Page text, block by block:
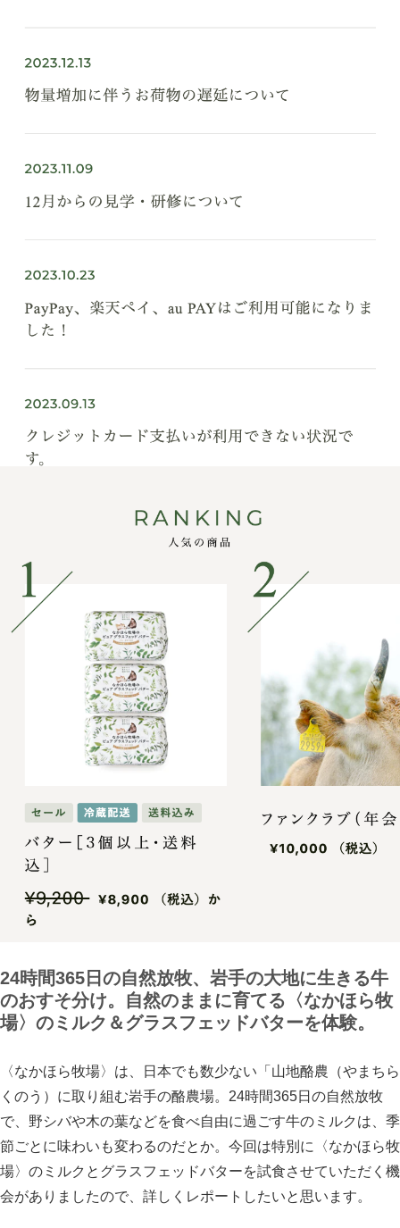
24時間365日の自然放牧、岩手の大地に生きる牛
のおすそ分け。 自然のままに育てる〈なかほら牧
場〉のミルク＆グラスフェッドバターを体験。
〈なかほら牧場〉は、日本でも数少ない「山地酪農（やまちら
くのう）に取り組む岩手の酪農場。24時間365日の自然放牧
で、野シバや木の葉などを食べ自由に過ごす牛のミルクは、季
節ごとに味わいも変わるのだとか。今回は特別に〈なかほら牧
場〉のミルクとグラスフェッドバターを試食させていただく機
会がありましたので、詳しくレポートしたいと思います。